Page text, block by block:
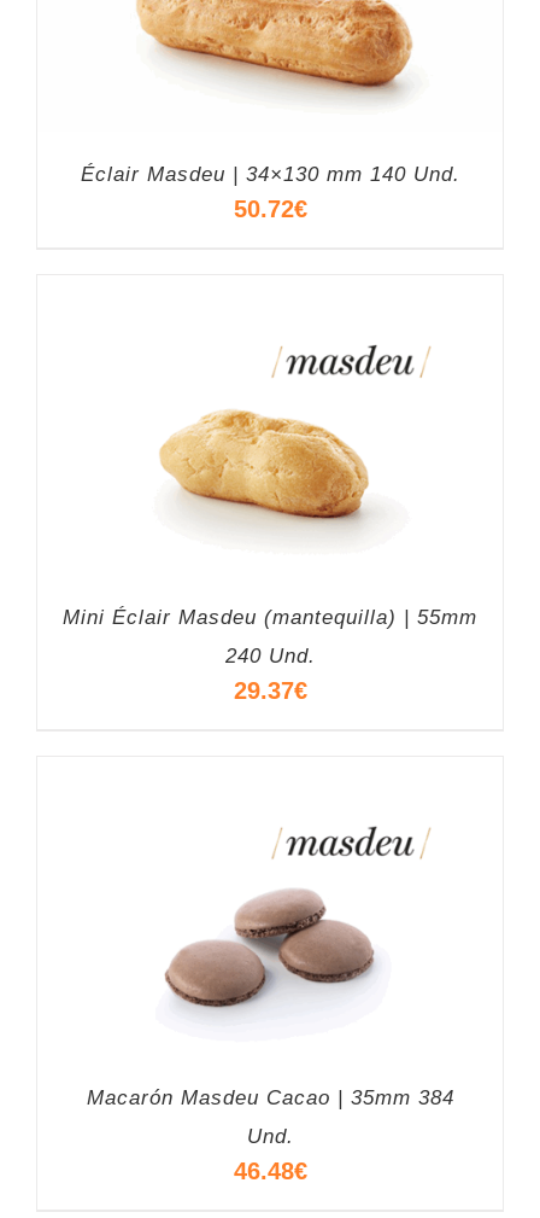
Éclair Masdeu | 34×130 mm 140 Und.
50.72€
Mini Éclair Masdeu (mantequilla) | 55mm
240 Und.
29.37€
Macarón Masdeu Cacao | 35mm 384
Und.
46.48€